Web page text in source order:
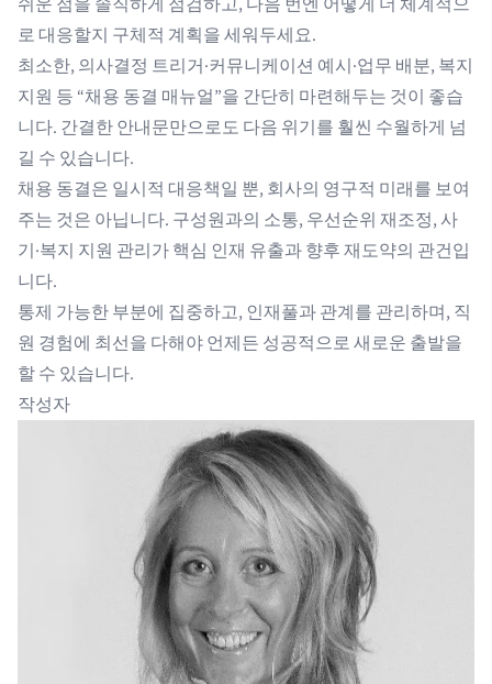
로 대응할지 구체적 계획을 세워두세요.
최소한, 의사결정 트리거·커뮤니케이션 예시·업무 배분, 복지
지원 등 “채용 동결 매뉴얼”을 간단히 마련해두는 것이 좋습
니다. 간결한 안내문만으로도 다음 위기를 훨씬 수월하게 넘
길 수 있습니다.
채용 동결은 일시적 대응책일 뿐, 회사의 영구적 미래를 보여
주는 것은 아닙니다. 구성원과의 소통, 우선순위 재조정, 사
기·복지 지원 관리가 핵심 인재 유출과 향후 재도약의 관건입
니다.
통제 가능한 부분에 집중하고, 인재풀과 관계를 관리하며, 직
원 경험에 최선을 다해야 언제든 성공적으로 새로운 출발을
할 수 있습니다.
작성자